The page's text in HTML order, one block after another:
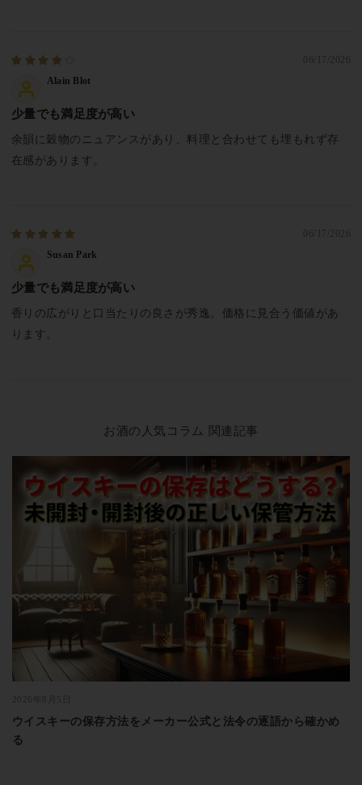
06/17/2026
Alain Blot
少量でも満足度が高い
余韻に穀物のニュアンスがあり、料理と合わせても埋もれず存
在感があります。
06/17/2026
Susan Park
少量でも満足度が高い
香りの広がりと口当たりの良さが秀逸。価格に見合う価値があ
ります。
お酒の人気コラム 関連記事
ウイスキーの保存方法をメーカー公式と法令の逐語から確かめ
る